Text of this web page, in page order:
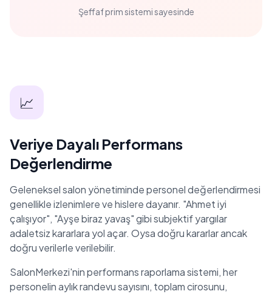
Şeffaf prim sistemi sayesinde
📈
Veriye Dayalı Performans
Değerlendirme
Geleneksel salon yönetiminde personel değerlendirmesi
genellikle izlenimlere ve hislere dayanır. "Ahmet iyi
çalışıyor", "Ayşe biraz yavaş" gibi subjektif yargılar
adaletsiz kararlara yol açar. Oysa doğru kararlar ancak
doğru verilerle verilebilir.
SalonMerkezi'nin performans raporlama sistemi, her
personelin aylık randevu sayısını, toplam cirosunu,